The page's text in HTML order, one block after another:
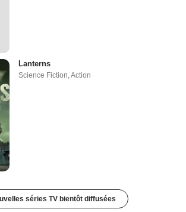
Lanterns
Science Fiction,Action
séries TV bientôt diffusées